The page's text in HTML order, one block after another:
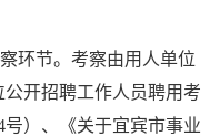
环节。考察由用人单位
开招聘工作人员聘用考
）、《关于宜宾市事业